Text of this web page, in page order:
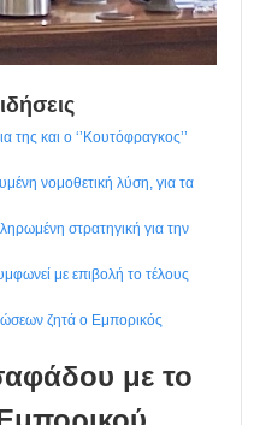
και ο ‘’Κουτόφραγκος’’
νομοθετική λύση, για τα
στρατηγική για την
με επιβολή το τέλους
ζητά ο Εμπορικός
με το